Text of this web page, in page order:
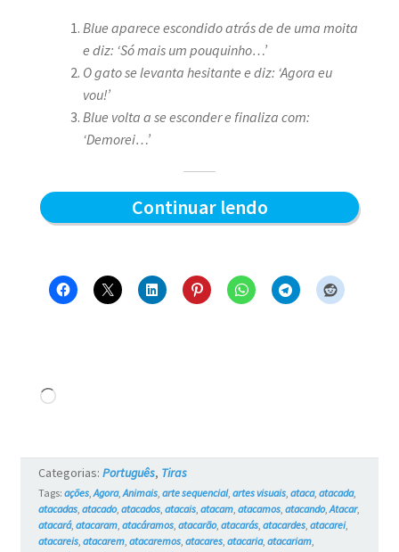
Blue aparece escondido atrás de de uma moita
e diz: ‘Só mais um pouquinho…’
O gato se levanta hesitante e diz: ‘Agora eu
vou!’
Blue volta a se esconder e finaliza com:
‘Demorei…’
Continuar lendoDemorou
e
Carregando...
Categorias: Português, Tiras
Tags: ações,Agora,Animais, arte sequencial, artes visuais, ataca, atacada,
atacadas, atacado, atacados, atacais, atacam, atacamos, atacando,Atacar,
atacará, atacaram, atacáramos, atacarão, atacarás, atacardes, atacarei,
atacareis, atacarem, atacaremos, atacares, atacaria, atacariam,